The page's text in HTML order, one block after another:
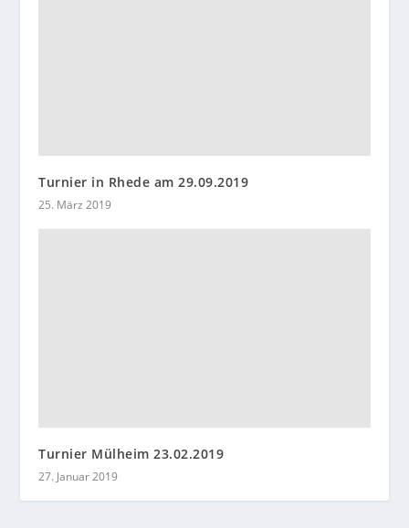
Turnier in Rhede am 29.09.2019
25. März 2019
Turnier Mülheim 23.02.2019
27. Januar 2019